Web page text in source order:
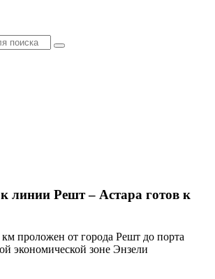
линии Решт – Астара готов к
проложен от города Решт до порта
экономической зоне Энзели